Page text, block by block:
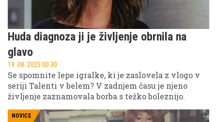
Huda diagnoza ji je življenje obrnila na
glavo
19. 08. 2025 00.30
Se spomnite lepe igralke, ki je zaslovela z vlogo v
seriji Talenti v belem? V zadnjem času je njeno
življenje zaznamovala borba s težko boleznijo.
NOVICE